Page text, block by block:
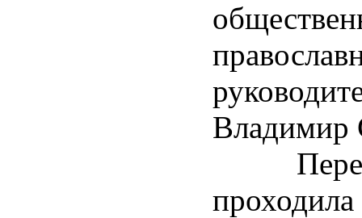
Владимир
Перед